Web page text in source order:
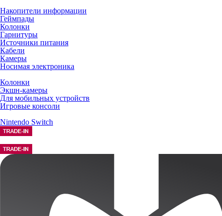
Накопители информации
Геймпады
Колонки
Гарнитуры
Источники питания
Кабели
Камеры
Носимая электроника
Колонки
Экшн-камеры
Для мобильных устройств
Игровые консоли
Nintendo Switch